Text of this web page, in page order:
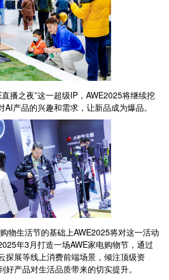
播之夜”这一超级IP，AWE2025将继续挖
产品的兴趣和需求，让新品成为爆品。
生活节的基础上AWE2025将对这一活动
年3月打造一场AWE家电购物节，通过
探展等线上消费前端场景，倾注顶级资
产品对生活品质带来的切实提升。